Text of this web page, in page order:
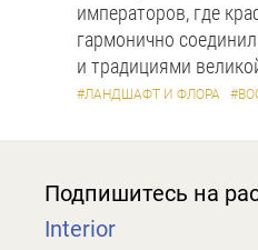
императоров, где
гармонично
и традициями
#ЛАНДШАФТ И ФЛОРА
Подпишитесь на
Interior